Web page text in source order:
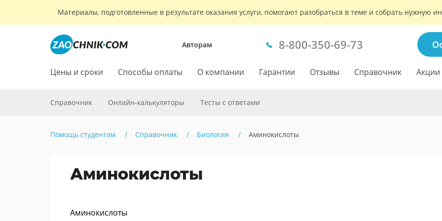
Материалы, подготовленные в результате оказания услуги, помогают разобраться в теме и собрать
Авторам 8-800-350-69-73
Цены и сроки Способы оплаты О компании Гарантии Отзывы Справочник Акции
Справочник Онлайн-калькуляторы Тесты с ответами
Помощь студентам Справочник Биология Аминокислоты
Аминокислоты
Аминокислоты